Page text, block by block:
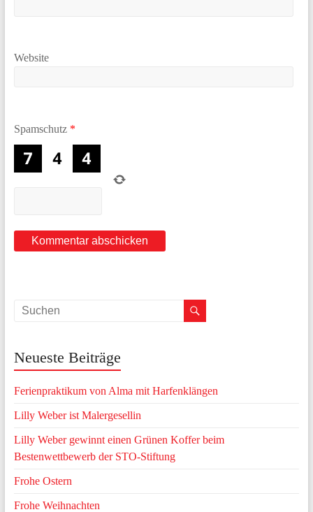
Website
Spamschutz*
Neueste Beiträge
Ferienpraktikum von Alma mit Harfenklängen
Lilly Weber ist Malergesellin
Lilly Weber gewinnt einen Grünen Koffer beim
Bestenwettbewerb der STO-Stiftung
Frohe Ostern
Frohe Weihnachten